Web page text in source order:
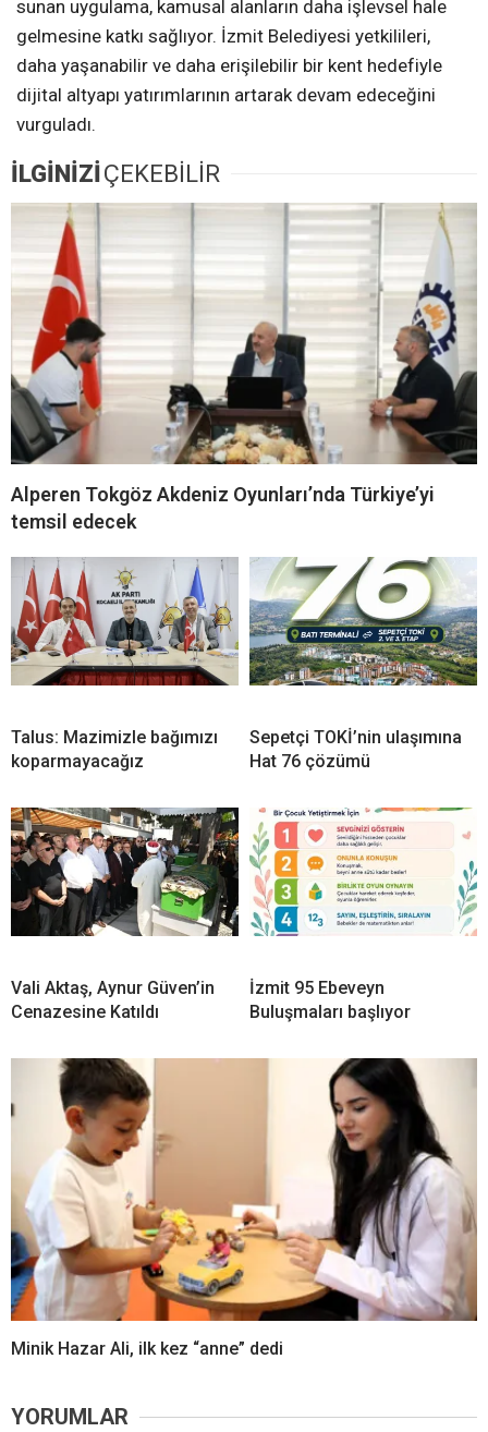
sunan uygulama, kamusal alanların daha işlevsel hale
gelmesine katkı sağlıyor. İzmit Belediyesi yetkilileri,
daha yaşanabilir ve daha erişilebilir bir kent hedefiyle
dijital altyapı yatırımlarının artarak devam edeceğini
vurguladı.
İLGİNİZİÇEKEBİLİR
Alperen Tokgöz Akdeniz Oyunları’nda Türkiye’yi
temsil edecek
Talus: Mazimizle bağımızı
koparmayacağız
Sepetçi TOKİ’nin ulaşımına
Hat 76 çözümü
Vali Aktaş, Aynur Güven’in
Cenazesine Katıldı
İzmit 95 Ebeveyn
Buluşmaları başlıyor
Minik Hazar Ali, ilk kez “anne” dedi
YORUMLAR